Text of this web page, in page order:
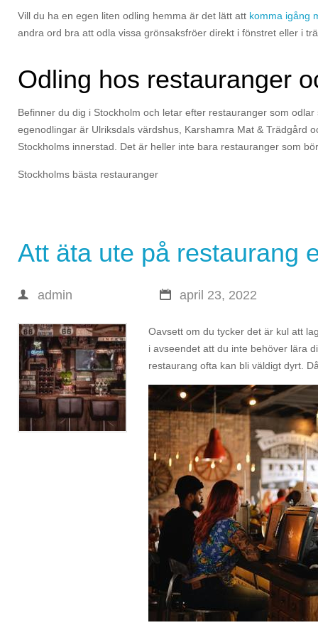
Vill du ha en egen liten odling hemma är det lätt att komma igång
andra ord bra att odla vissa grönsaksfröer direkt i fönstret eller i
Odling hos restauranger
Befinner du dig i Stockholm och letar efter restauranger som
egenodlingar är Ulriksdals värdshus, Karshamra Mat & Trädgård
Stockholms innerstad. Det är heller inte bara restauranger som
Stockholms bästa restauranger
Att äta ute på restaurang
admin april 23, 2022
Oavsett om du tycker det är kul att
i avseendet att du inte behöver lära
restaurang ofta kan bli väldigt dyrt.